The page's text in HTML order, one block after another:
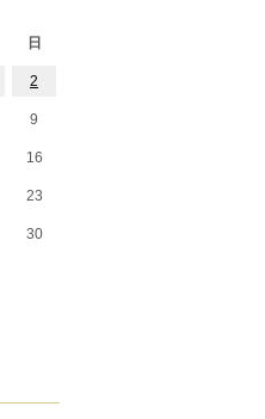
日
2
9
16
23
30